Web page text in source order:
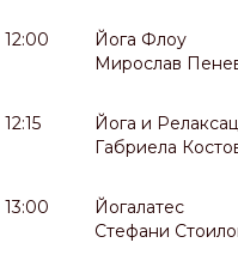
12:00
Йога Флоу
Мирослав
12:15
Йога и
Габриела
13:00
Йогалатес
Стефани